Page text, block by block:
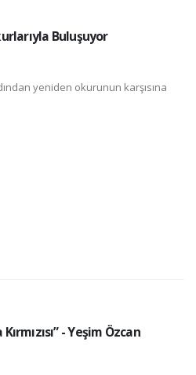
Buluşuyor
yeniden okurunun karşısına
- Yeşim Özcan